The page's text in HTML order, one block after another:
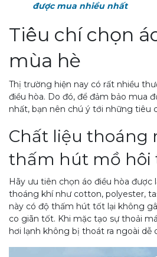
được mua nhiều nhất
Tiêu chí chọn
mùa hè
Thị trường hiện nay có rất nhiều
điều hòa. Do đó, để đảm bảo mua
nhất, bạn nên chú ý tới những tiêu
Chất liệu thoáng
thấm hút mồ hôi
Hãy ưu tiên chọn áo điều hòa được
thoáng khí như cotton, polyester,
này có độ thấm hút tốt lại không
co giãn tốt. Khi mặc tạo sự thoải
hơi lạnh không bị thoát ra ngoài dễ